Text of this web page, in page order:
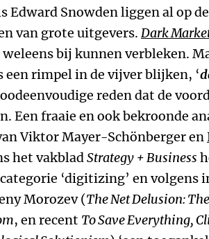
Edward Snowden liggen al op de
van grote uitgevers. Dark
bij kunnen verbleken.
een rimpel in de vijver blijken, ‘
reden dat de
Een fraaie en ook bekroonde
Viktor Mayer-Schönberger en
het vakbladStrategy + Business
‘digitizing’ en volgens
Morozev (The Net Delusion:
, en recent To Save Everything,